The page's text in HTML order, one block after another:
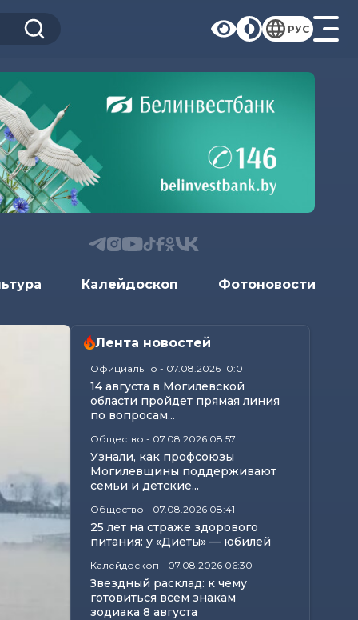
РУС
Калейдоскоп Фотоновости
Лента новостей
Официально - 07.08.2026 10:01
14 августа в Могилевской
области пройдет прямая линия
по вопросам...
Общество - 07.08.2026 08:57
Узнали, как профсоюзы
Могилевщины поддерживают
семьи и детские...
Общество - 07.08.2026 08:41
25 лет на страже здорового
питания: у «Диеты» — юбилей
Калейдоскоп - 07.08.2026 06:30
Звездный расклад: к чему
готовиться всем знакам
зодиака 8 августа